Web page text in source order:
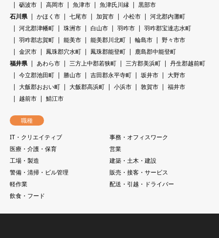
砺波市
高岡市 魚津市 魚津氏川縁
黒部市
石川県
かほく市 七尾市 加賀市 小松市
河北郡内灘町
河北郡津幡町
珠洲市 白山市 羽咋市
羽咋郡宝達志水町
羽咋郡志賀町
能美市 能美郡川北町 輪島市
野々市市
金沢市
鳳珠郡穴水町 鳳珠郡能登町
鹿島郡中能登町
福井県
あわら市 三方上中郡若狭町 三方郡美浜町
丹生郡越前町
今立郡池田町
勝山市 吉田郡永平寺町 坂井市
大野市
大飯郡おおい町
大飯郡高浜町 小浜市 敦賀市
福井市
越前市
鯖江市
職種
IT・クリエイティブ
事務・オフィスワーク
医療・介護・保育
営業
工場・製造
建築・土木・建設
警備・清掃・ビル管理
販売・接客・サービス
軽作業
配送・引越・ドライバー
飲食・フード